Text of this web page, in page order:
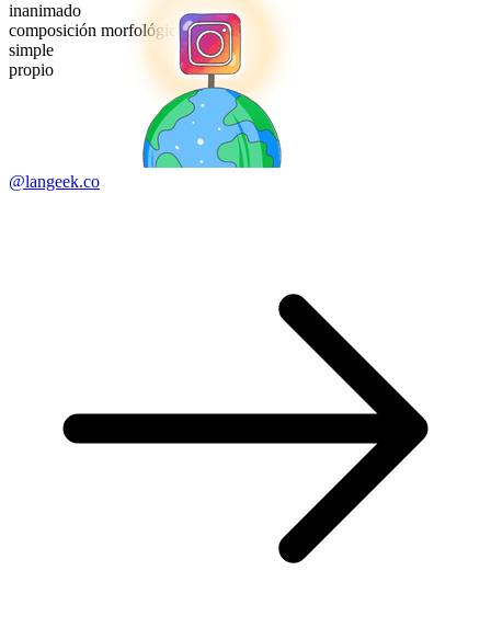
inanimado
composición morfológica
simple
propio
@langeek.co